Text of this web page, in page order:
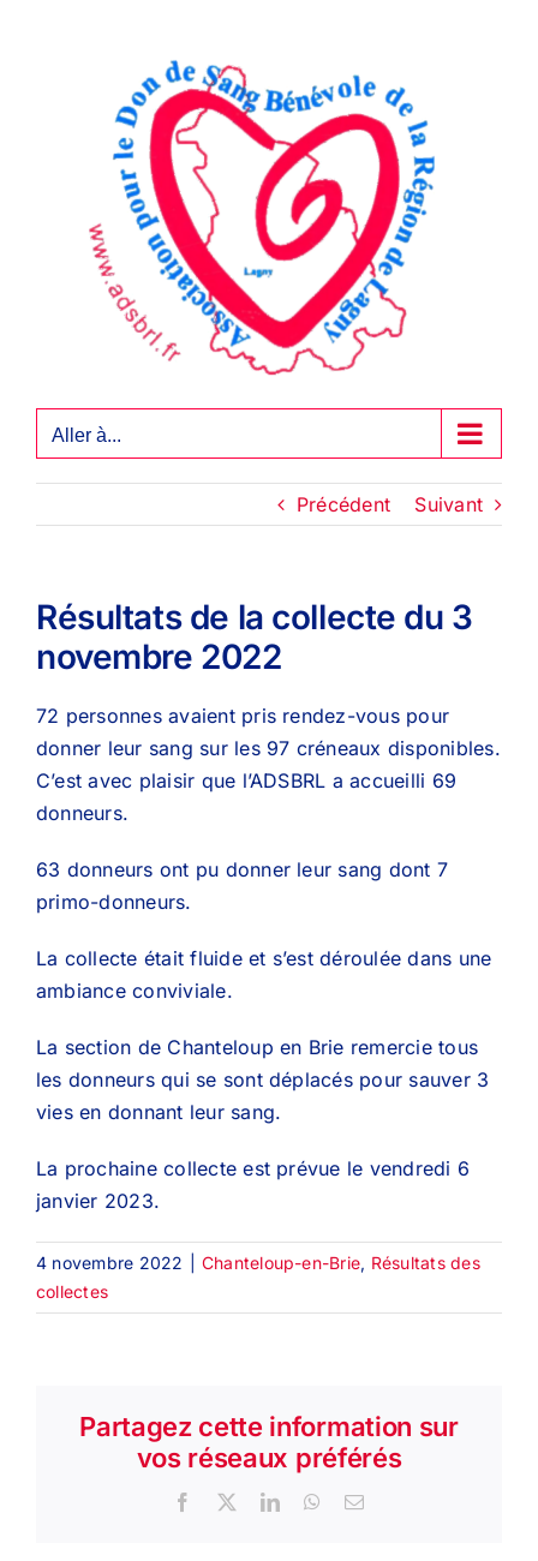
Aller à...
Précédent Suivant
Résultats de la collecte du 3
novembre 2022
72 personnes avaient pris rendez-vous pour
donner leur sang sur les 97 créneaux disponibles.
C’est avec plaisir que l’ADSBRL a accueilli 69
donneurs.
63 donneurs ont pu donner leur sang dont 7
primo-donneurs.
La collecte était fluide et s’est déroulée dans une
ambiance conviviale.
La section de Chanteloup en Brie remercie tous
les donneurs qui se sont déplacés pour sauver 3
vies en donnant leur sang.
La prochaine collecte est prévue le vendredi 6
janvier 2023.
4 novembre 2022 Chanteloup-en-Brie, Résultats des
collectes
Partagez cette information sur
vos réseaux préférés
Facebook
X LinkedInWhatsApp
Email